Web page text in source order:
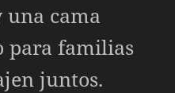
cama
para familias
juntos.